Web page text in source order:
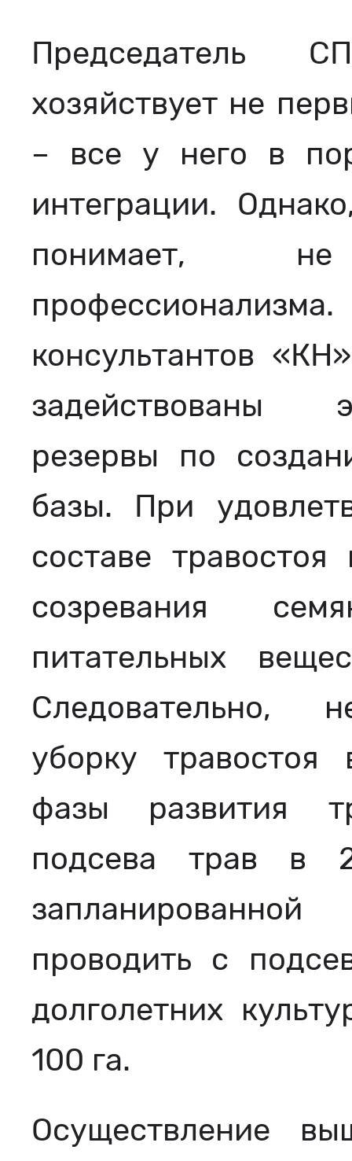
Председатель
хозяйствует не
– все у него в
интеграции.
понимает,
консультантов
задействованы
резервы по
базы. При
составе
созревания
питательных
Следовательно,
уборку травостоя
фазы развития
подсева трав в
проводить с
долголетних
100 га.
Осуществление